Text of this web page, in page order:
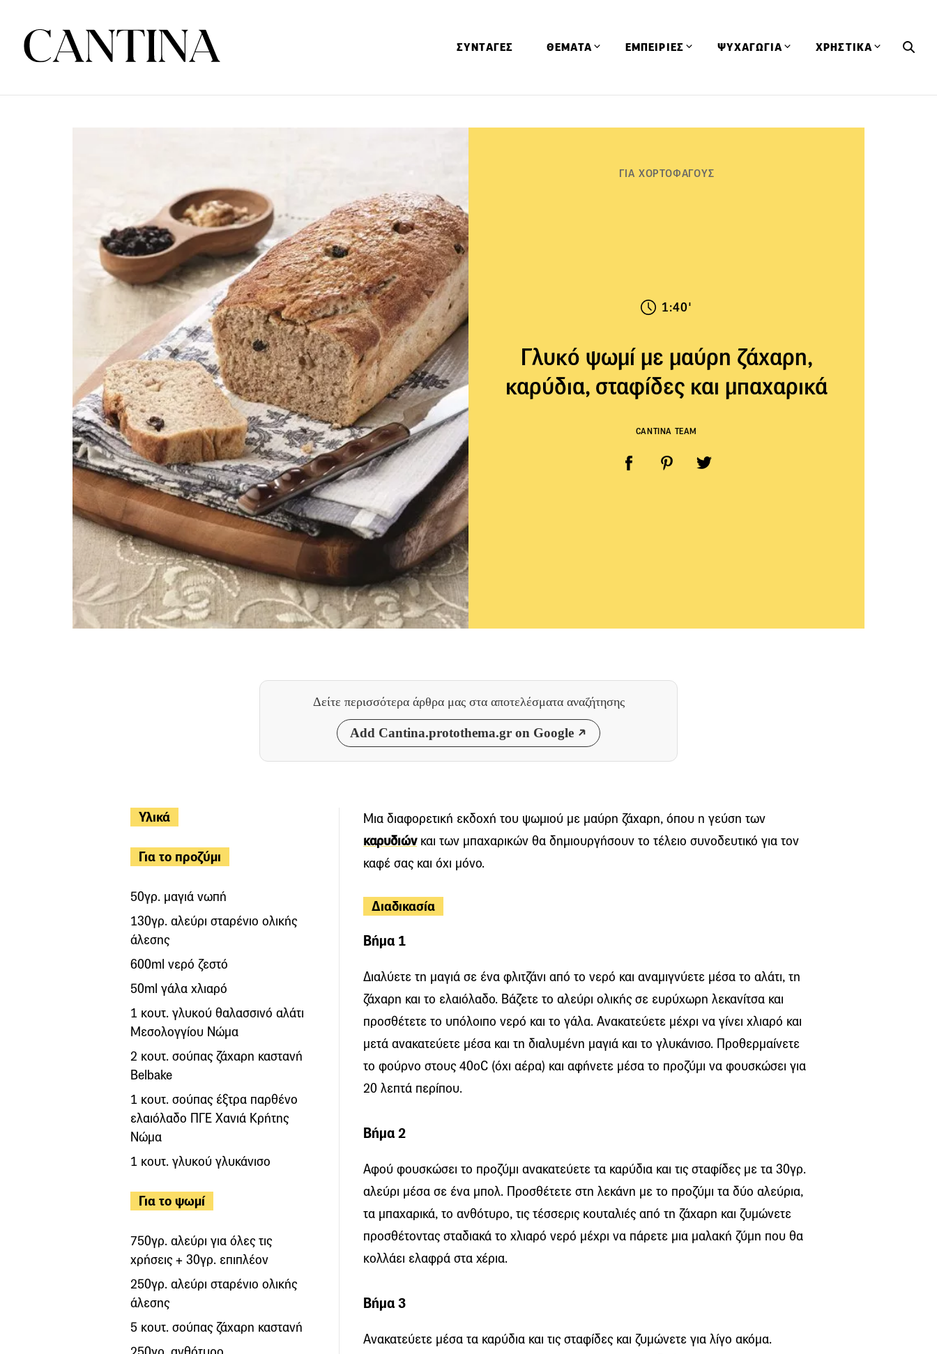
ΣΥΝΤΑΓΕΣ ΘΕΜΑΤΑ ΕΜΠΕΙΡΙΕΣ ΨΥΧΑΓΩΓΙΑ ΧΡΗΣΤΙΚΑ
ΓΙΑ ΧΟΡΤΟΦΑΓΟΥΣ
1:40'
Γλυκό ψωμί με μαύρη ζάχαρη,
καρύδια, σταφίδες και μπαχαρικά
CANTINA TEAM
Δείτε περισσότερα άρθρα μας στα αποτελέσματα αναζήτησης
Add Cantina.protothema.gr on Google
Υλικά
Για το προζύμι
50γρ. μαγιά νωπή
130γρ. αλεύρι σταρένιο ολικής
άλεσης
600ml νερό ζεστό
50ml γάλα χλιαρό
1 κουτ. γλυκού θαλασσινό αλάτι
Μεσολογγίου Νώμα
2 κουτ. σούπας ζάχαρη καστανή
Belbake
1 κουτ. σούπας έξτρα παρθένο
ελαιόλαδο ΠΓΕ Χανιά Κρήτης
Νώμα
1 κουτ. γλυκού γλυκάνισο
Για το ψωμί
750γρ. αλεύρι για όλες τις
χρήσεις + 30γρ. επιπλέον
250γρ. αλεύρι σταρένιο ολικής
άλεσης
5 κουτ. σούπας ζάχαρη καστανή
Μια διαφορετική εκδοχή του ψωμιού με μαύρη ζάχαρη, όπου η γεύση των
καρυδιώνκαι των μπαχαρικών θα δημιουργήσουν το τέλειο συνοδευτικό για τον
καφέ σας και όχι μόνο.
Διαδικασία
Βήμα 1
Διαλύετε τη μαγιά σε ένα φλιτζάνι από το νερό και αναμιγνύετε μέσα το αλάτι, τη
ζάχαρη και το ελαιόλαδο. Βάζετε το αλεύρι ολικής σε ευρύχωρη λεκανίτσα και
προσθέτετε το υπόλοιπο νερό και το γάλα. Ανακατεύετε μέχρι να γίνει χλιαρό και
μετά ανακατεύετε μέσα και τη διαλυμένη μαγιά και το γλυκάνισο. Προθερμαίνετε
το φούρνο στους 40oC (όχι αέρα) και αφήνετε μέσα το προζύμι να φουσκώσει για
20 λεπτά περίπου.
Βήμα 2
Αφού φουσκώσει το προζύμι ανακατεύετε τα καρύδια και τις σταφίδες με τα 30γρ.
αλεύρι μέσα σε ένα μπολ. Προσθέτετε στη λεκάνη με το προζύμι τα δύο αλεύρια,
τα μπαχαρικά, το ανθότυρο, τις τέσσερις κουταλιές από τη ζάχαρη και ζυμώνετε
προσθέτοντας σταδιακά το χλιαρό νερό μέχρι να πάρετε μια μαλακή ζύμη που θα
κολλάει ελαφρά στα χέρια.
Βήμα 3
Ανακατεύετε μέσα τα καρύδια και τις σταφίδες και ζυμώνετε για λίγο ακόμα.